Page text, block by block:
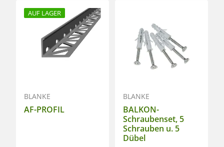
AUF LAGER
BLANKE
AF-PROFIL
BLANKE
BALKON-
Schraubenset, 5
Schrauben u. 5
Dübel